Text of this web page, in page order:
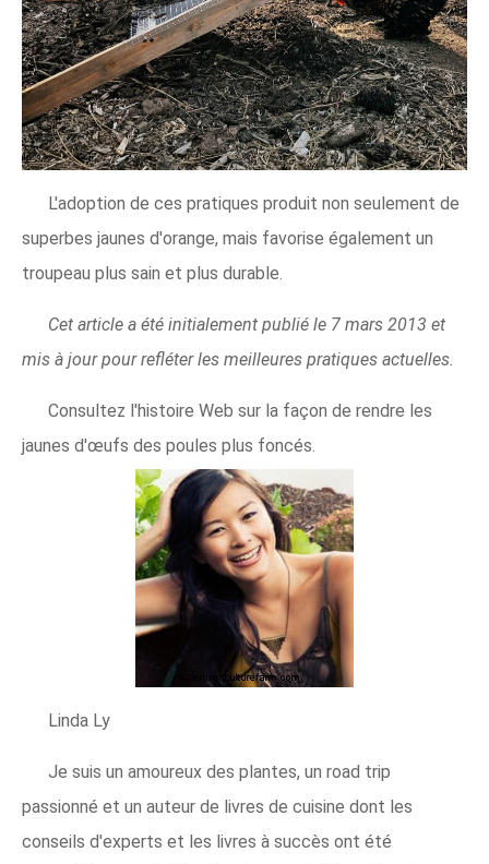
L'adoption de ces pratiques produit non seulement de
superbes jaunes d'orange, mais favorise également un
troupeau plus sain et plus durable.
Cet article a été initialement publié le 7 mars 2013 et
mis à jour pour refléter les meilleures pratiques actuelles.
Consultez l'histoire Web sur la façon de rendre les
jaunes d'œufs des poules plus foncés.
Linda Ly
Je suis un amoureux des plantes, un road trip
passionné et un auteur de livres de cuisine dont les
conseils d'experts et les livres à succès ont été